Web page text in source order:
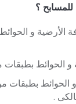
؟
الأرضية و
الحوائط بطبقات
الحوائط بطبقات
.